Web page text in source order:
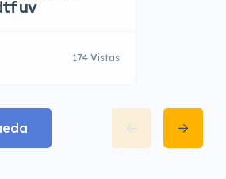
uv
174 Vistas